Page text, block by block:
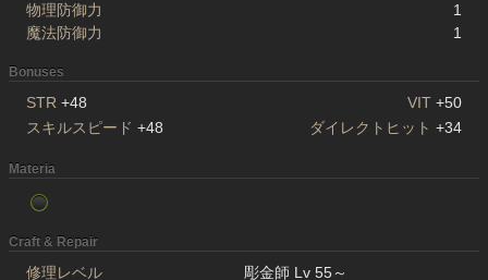
物理防御力
1
魔法防御力
1
Bonuses
STR +48 VIT +50
スキルスピード +48 ダイレクトヒット +34
Materia
Craft & Repair
修理レベル
彫金師 Lv 55～